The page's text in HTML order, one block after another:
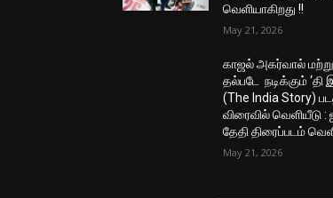
வெளியாகிறது !!
May 21, 2026
காஜல் அகர்வால்
தல்படே நடிக்கும் ‘தி
(The India Story)
விரைவில்
தேதி திரைப்படம்
May 21, 2026